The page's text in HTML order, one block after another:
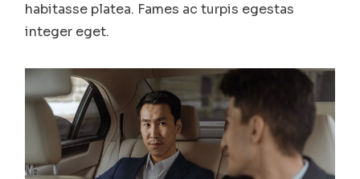
habitasse platea. Fames ac turpis egestas
integer eget.